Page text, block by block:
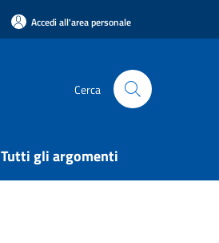
Accedi all'area personale
Cerca
Tutti gli argomenti